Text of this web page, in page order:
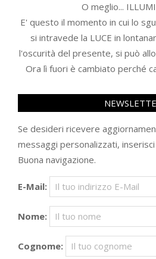
O meglio...
E' questo il momento in cui lo
si intravede la LUCE in
l'oscurità del presente, si può
Ora lì fuori è cambiato perché
Se desideri ricevere
messaggi personalizzati,
Buona navigazione.
E-Mail:
Nome:
Cognome: